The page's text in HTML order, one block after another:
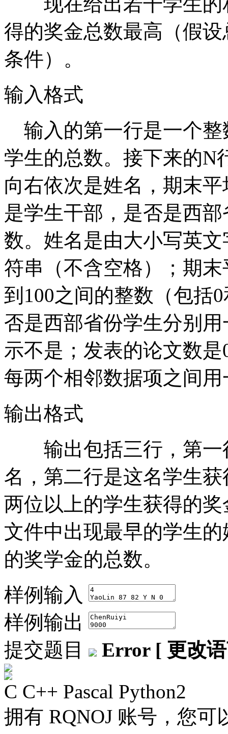
得的奖金总数最高（假
条件）。
输入格式
输入的第一行是一个整
学生的总数。接下来的N
向右依次是姓名，期末
是学生干部，是否是西
数。姓名是由大小写英
符串（不含空格）；期
到100之间的整数（包括
否是西部省份学生分别
示不是；发表的论文数
每两个相邻数据项之间
输出格式
输出包括三行，第一
名，第二行是这名学生
两位以上的学生获得的
文件中出现最早的学生
的奖学金的总数。
样例输入
样例输出
提交题目
Error [ 更改
C C++ Pascal Python2
拥有 RQNOJ 账号，您可